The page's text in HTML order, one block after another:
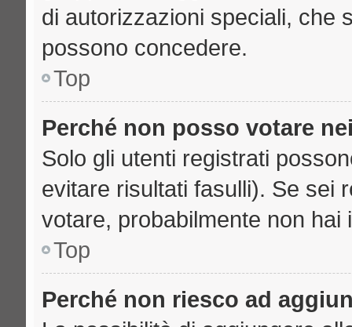
di autorizzazioni speciali, che
possono concedere.
Top
Perché non posso votare
Solo gli utenti registrati
evitare risultati fasulli). Se sei
votare, probabilmente non hai
Top
Perché non riesco ad